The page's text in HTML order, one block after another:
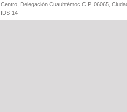
Centro, Delegación Cuauhtémoc C.P. 06065,
IDS-14